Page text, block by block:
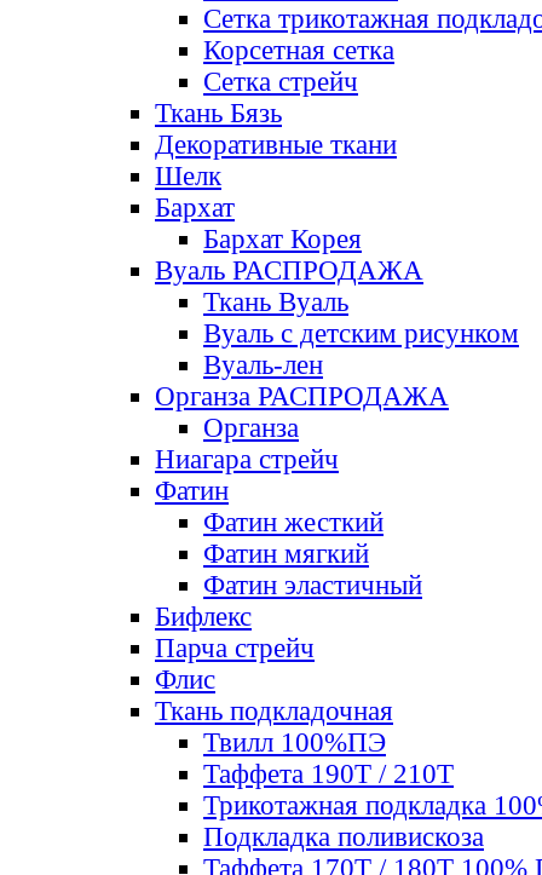
Сетка трикотажная
Корсетная сетка
Сетка стрейч
Ткань Бязь
Декоративные ткани
Шелк
Бархат
Бархат Корея
Вуаль РАСПРОДАЖА
Ткань Вуаль
Вуаль с детским рисунком
Вуаль-лен
Органза РАСПРОДАЖА
Органза
Ниагара стрейч
Фатин
Фатин жесткий
Фатин мягкий
Фатин элаcтичный
Бифлекс
Парча стрейч
Флис
Ткань подкладочная
Твилл 100%ПЭ
Таффета 190Т / 210Т
Трикотажная подкладка
Подкладка поливискоза
Таффета 170Т / 180Т 100%